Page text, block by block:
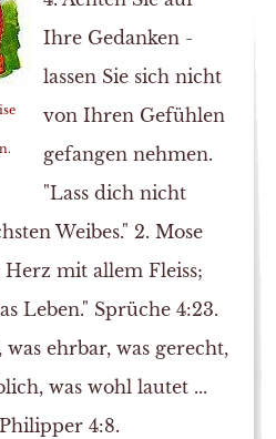
Ihre Gedanken -
lassen Sie sich nicht
von Ihren Gefühlen
gefangen nehmen.
"Lass dich nicht
Weibes." 2. Mose
Herz mit allem Fleiss;
Leben." Sprüche 4:23.
ehrbar, was gerecht,
was wohl lautet ...
4:8.